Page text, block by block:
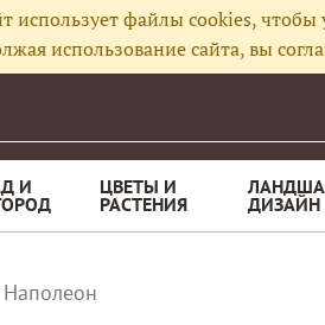
использует файлы cookies,
использование сайта, вы
И ЦВЕТЫ И
РАСТЕНИЯ ДИЗАЙН
Наполеон